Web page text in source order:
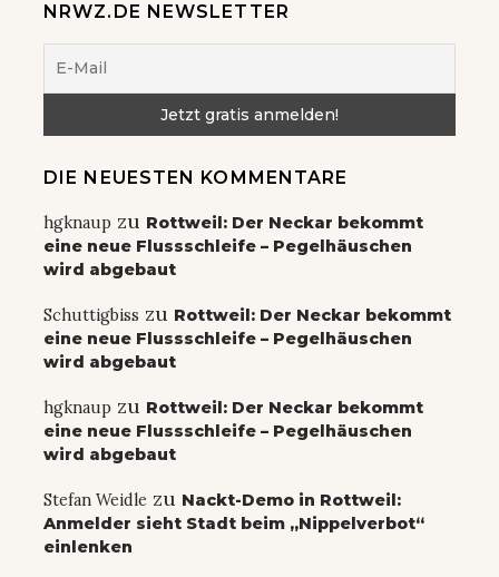
NRWZ.DE NEWSLETTER
DIE NEUESTEN KOMMENTARE
hgknaup zu Rottweil: Der Neckar bekommt
eine neue Flussschleife – Pegelhäuschen
wird abgebaut
Schuttigbiss zu Rottweil: Der Neckar bekommt
eine neue Flussschleife – Pegelhäuschen
wird abgebaut
hgknaup zu Rottweil: Der Neckar bekommt
eine neue Flussschleife – Pegelhäuschen
wird abgebaut
Stefan Weidle zu Nackt-Demo in Rottweil:
Anmelder sieht Stadt beim „Nippelverbot“
einlenken